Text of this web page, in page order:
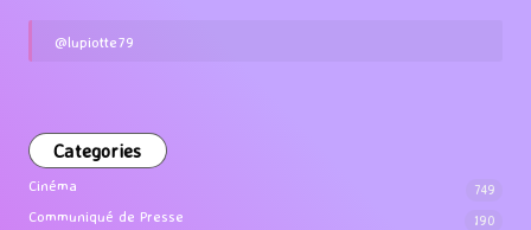
@lupiotte79
Categories
Cinéma 749
Communiqué de Presse 190